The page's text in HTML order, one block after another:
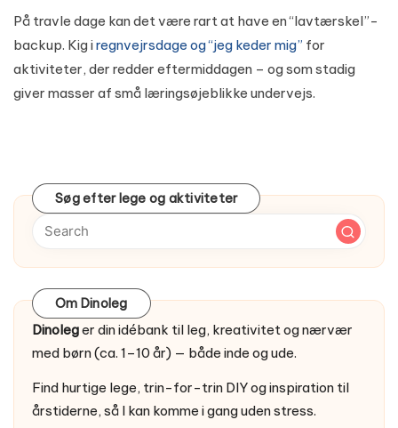
På travle dage kan det være rart at have en “lavtærskel”-
backup. Kig iregnvejrsdage og “jeg keder mig” for
aktiviteter, der redder eftermiddagen – og som stadig
giver masser af små læringsøjeblikke undervejs.
Søg efter lege og aktiviteter
Om Dinoleg
Dinoleger din idébank til leg, kreativitet og nærvær
med børn (ca. 1–10 år) — både inde og ude.
Find hurtige lege, trin-for-trin DIY og inspiration til
årstiderne, så I kan komme i gang uden stress.